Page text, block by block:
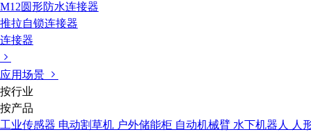
M12圆形防水连接器
推拉自锁连接器
连接器
应用场景
按行业
按产品
工业传感器 电动割草机 户外储能柜 自动机械臂 水下机器人
人